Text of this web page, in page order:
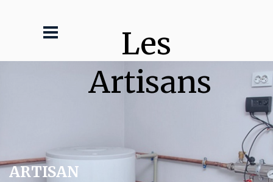
Les
Artisans
ARTISAN